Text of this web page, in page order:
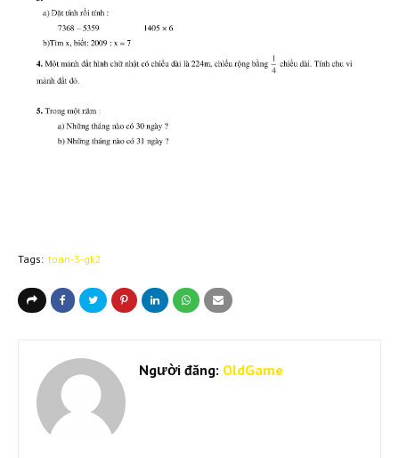
Tags: toan-3-gk2
Người đăng: OldGame